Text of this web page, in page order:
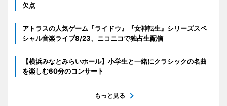
欠点
アトラスの人気ゲーム『ライドウ』『女神転生』シリーズスペ
シャル音楽ライブ8/23、ニコニコで独占生配信
【横浜みなとみらいホール】小学生と一緒にクラシックの名曲
を楽しむ60分のコンサート
もっと見る